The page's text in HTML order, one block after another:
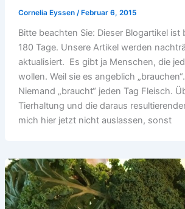
Cornelia Eyssen /Februar 6, 2015
Bitte beachten Sie: Dieser Blogartikel ist
180 Tage. Unsere Artikel werden
aktualisiert. Es gibt ja Menschen, die
wollen. Weil sie es angeblich
Niemand „braucht“ jeden Tag Fleisch.
Tierhaltung und die daraus
mich hier jetzt nicht auslassen, sonst